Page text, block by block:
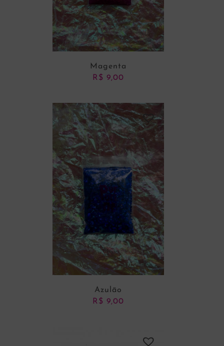
ADICIONAR AO CARRINHO
Magenta
R$ 9,00
Azulão
R$ 9,00